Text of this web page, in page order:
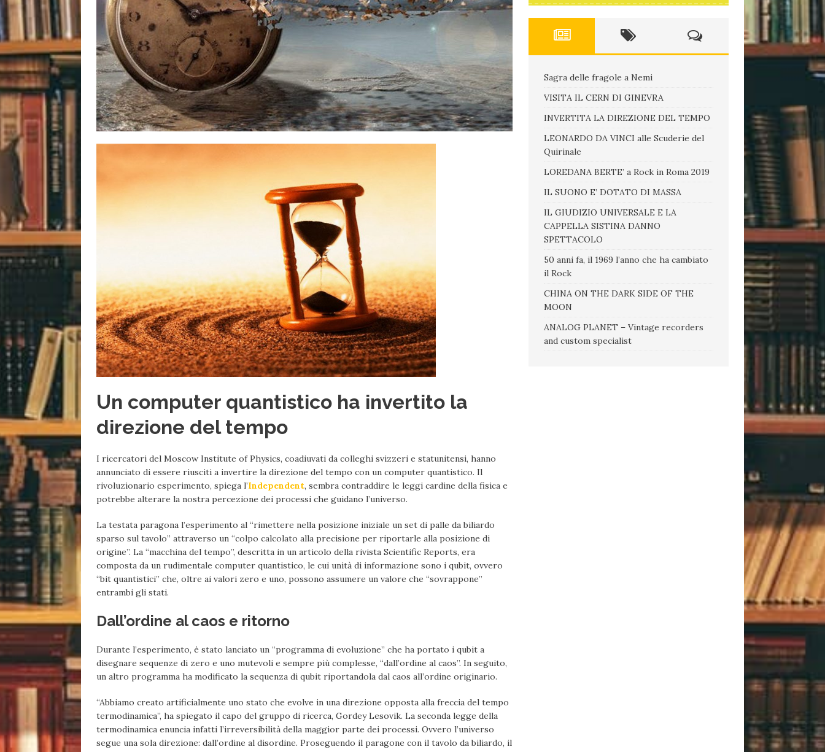
Un computer quantistico ha invertito la
direzione del tempo
I ricercatori del Moscow Institute of Physics, coadiuvati da colleghi svizzeri e statunitensi, hanno
annunciato di essere riusciti a invertire la direzione del tempo con un computer quantistico. Il
rivoluzionario esperimento, spiega l’Independent, sembra contraddire le leggi cardine della fisica e
potrebbe alterare la nostra percezione dei processi che guidano l’universo.
La testata paragona l’esperimento al “rimettere nella posizione iniziale un set di palle da biliardo
sparso sul tavolo” attraverso un “colpo calcolato alla precisione per riportarle alla posizione di
origine”. La “macchina del tempo”, descritta in un articolo della rivista Scientific Reports, era
composta da un rudimentale computer quantistico, le cui unità di informazione sono i qubit, ovvero
“bit quantistici” che, oltre ai valori zero e uno, possono assumere un valore che “sovrappone”
entrambi gli stati.
Dall’ordine al caos e ritorno
Durante l’esperimento, è stato lanciato un “programma di evoluzione” che ha portato i qubit a
disegnare sequenze di zero e uno mutevoli e sempre più complesse, “dall’ordine al caos”. In seguito,
un altro programma ha modificato la sequenza di qubit riportandola dal caos all’ordine originario.
“Abbiamo creato artificialmente uno stato che evolve in una direzione opposta alla freccia del tempo
termodinamica”, ha spiegato il capo del gruppo di ricerca, Gordey Lesovik. La seconda legge della
termodinamica enuncia infatti l’irreversibilità della maggior parte dei processi. Ovvero l’universo
segue una sola direzione: dall’ordine al disordine. Proseguendo il paragone con il tavolo da biliardo, il
Sagra delle fragole a Nemi
VISITA IL CERN DI GINEVRA
INVERTITA LA DIREZIONE DEL TEMPO
LEONARDO DA VINCI alle Scuderie del
Quirinale
LOREDANA BERTE’ a Rock in Roma 2019
IL SUONO E’ DOTATO DI MASSA
IL GIUDIZIO UNIVERSALE E LA
CAPPELLA SISTINA DANNO
SPETTACOLO
50 anni fa, il 1969 l’anno che ha cambiato
il Rock
CHINA ON THE DARK SIDE OF THE
MOON
ANALOG PLANET – Vintage recorders
and custom specialist